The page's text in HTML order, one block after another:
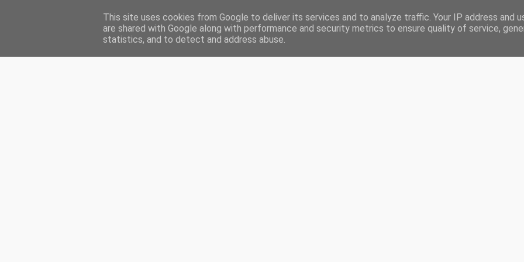
ENGLISH MA PRÉSENTATION INDEX CHRONIQUES LIVRES LUS EN 2020 CHALLENGES PARTENARIATS
This site uses cookies from Google to deliver its services and to analyze traffic. Your IP address and
are shared with Google along with performance and security metrics to ensure quality of service,
statistics, and to detect and address abuse.